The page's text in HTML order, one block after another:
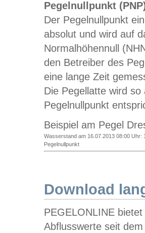
Pegelnullpunkt
Der Pegelnullpunkt
absolut und wird auf
Normalhöhennull
den Betreiber des
eine lange Zeit
Die Pegellatte wird
Pegelnullpunkt
Beispiel am Pegel
Wasserstand am 16.07.2013 08:00 Uhr:
Pegelnullpunkt
Download
PEGELONLINE
Abflusswerte seit